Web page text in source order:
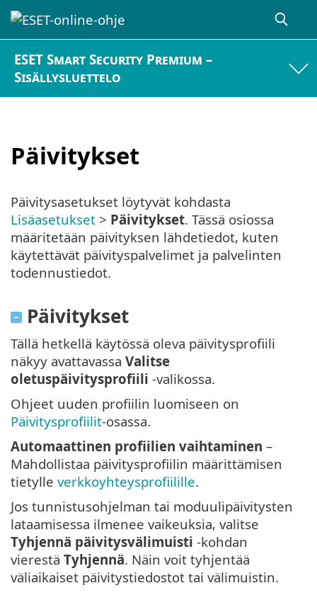
ESET Smart Security Premium –
Sisällysluettelo
Päivitykset
Päivitysasetukset löytyvät kohdasta
Lisäasetukset > Päivitykset. Tässä osiossa
määritetään päivityksen lähdetiedot, kuten
käytettävät päivityspalvelimet ja palvelinten
todennustiedot.
Päivitykset
Tällä hetkellä käytössä oleva päivitysprofiili
näkyy avattavassa Valitse
oletuspäivitysprofiili -valikossa.
Ohjeet uuden profiilin luomiseen on
Päivitysprofiilit-osassa.
Automaattinen profiilien vaihtaminen –
Mahdollistaa päivitysprofiilin määrittämisen
tietylle verkkoyhteysprofiilille.
Jos tunnistusohjelman tai moduulipäivitysten
lataamisessa ilmenee vaikeuksia, valitse
Tyhjennä päivitysvälimuisti -kohdan
vierestä Tyhjennä. Näin voit tyhjentää
väliaikaiset päivitystiedostot tai välimuistin.